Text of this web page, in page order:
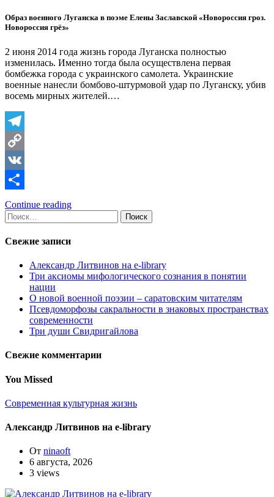
Образ военного Луганска в поэме Елены Заславской «Новороссия гроз.
Новороссия грёз»
2 июня 2014 года жизнь города Луганска полностью
изменилась. Именно тогда была осуществлена первая
бомбежка города с украинского самолета. Украинские
военные нанесли бомбово-штурмовой удар по Луганску, убив
восемь мирных жителей.…
Telegram
Copy
Link
VK
Отправить
Continue reading
Найти:
Свежие записи
Александр Литвинов на e-library
Три аксиомы мифологического сознания в понятии
нации
О новой военной поэзии – саратовским читателям
Псевдоморфозы сакральности в знаковых пространствах
современности
Три души Свидригайлова
Свежие комментарии
You Missed
Современная культурная жизнь
Александр Литвинов на e-library
От ninaoft
6 августа, 2026
3 views